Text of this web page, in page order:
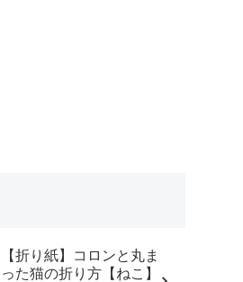
【折り紙】コロンと丸ま
った猫の折り方【ねこ】